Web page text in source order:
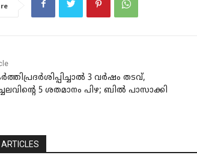
3 വർഷം തടവ്,
5 ശതമാനം പിഴ; ബിൽ പാസാക്കി